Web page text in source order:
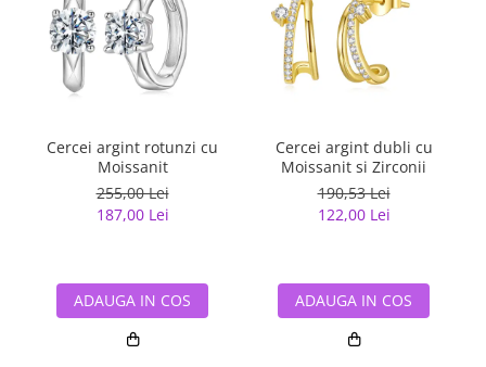
Cercei argint rotunzi cu
Moissanit
255,00 Lei
187,00 Lei
ADAUGA IN COS
Cercei argint dubli cu
Moissanit si Zirconii
190,53 Lei
122,00 Lei
ADAUGA IN COS